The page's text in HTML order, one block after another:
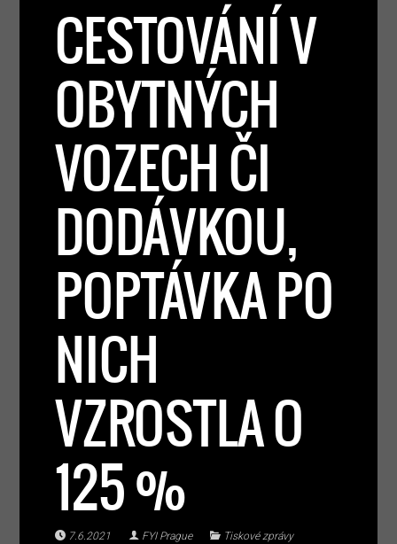
CESTOVÁNÍ V
OBYTNÝCH
VOZECH ČI
DODÁVKOU,
POPTÁVKA PO
NICH
VZROSTLA O
125 %
7.6.2021 FYI Prague Tiskové zprávy